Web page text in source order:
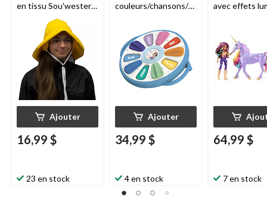
en tissu Sou'wester
pour adulte, taille
unique, jaune
Ajouter
16,99 $
23 en stock
couleurs/chansons/so
Ajouter
34,99 $
4 en stock
avec effets
plus
64,99 $
7 en stock